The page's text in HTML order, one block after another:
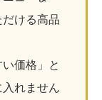
ける高品
価格」と
れません